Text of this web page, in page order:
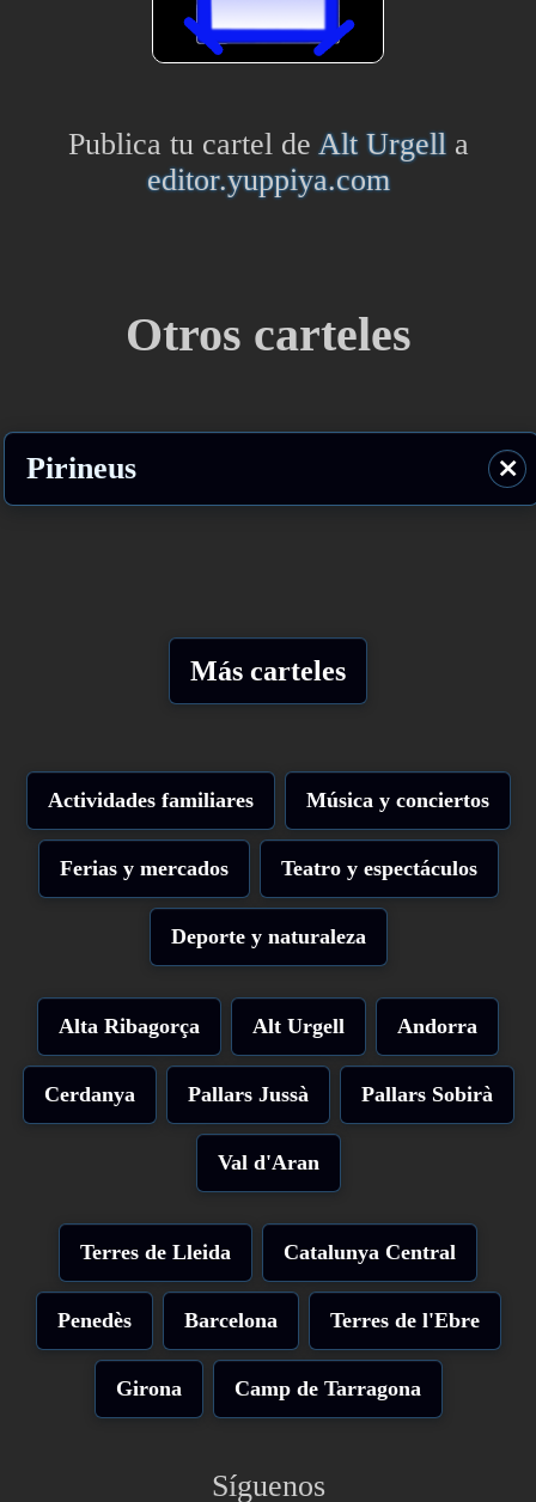
Publica tu cartel de Alt Urgella
editor.yuppiya.com
Otros carteles
Pirineus ⨯
Más carteles
Actividades familiares Música y conciertos
Ferias y mercados Teatro y espectáculos
Deporte y naturaleza
Alta Ribagorça Alt Urgell Andorra
Cerdanya Pallars Jussà Pallars Sobirà
Val d'Aran
Terres de Lleida Catalunya Central
Penedès Barcelona Terres de l'Ebre
Girona Camp de Tarragona
Síguenos